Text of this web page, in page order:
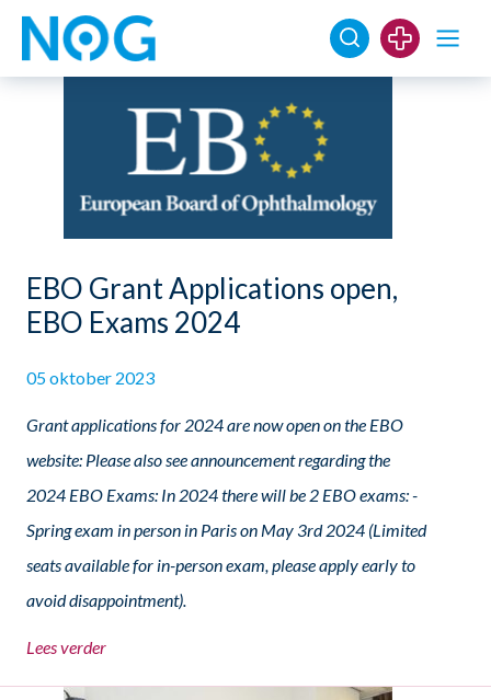
EBO Grant Applications open,
EBO Exams 2024
05 oktober 2023
Grant applications for 2024 are now open on the EBO
website: Please also see announcement regarding the
2024 EBO Exams: In 2024 there will be 2 EBO exams: -
Spring exam in person in Paris on May 3rd 2024 (Limited
seats available for in-person exam, please apply early to
avoid disappointment).
Lees verder